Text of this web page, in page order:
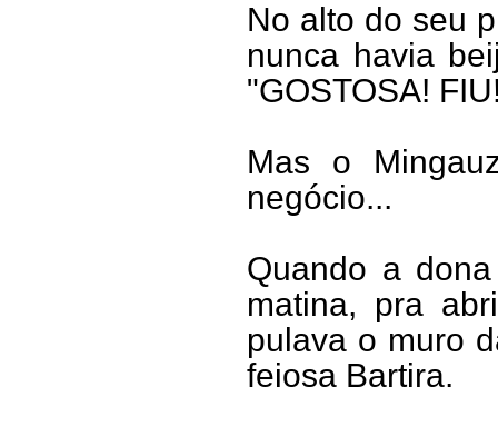
No alto do seu
nunca havia
"GOSTOSA!
Mas o
negócio...
Quando a
matina, pra
pulava o muro
feiosa Bartira.